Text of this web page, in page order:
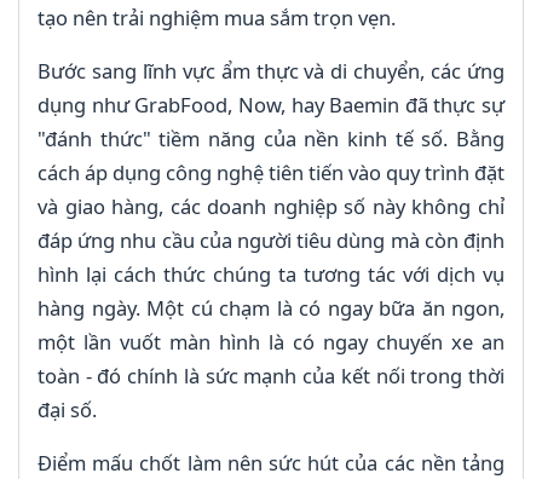
tạo nên trải nghiệm mua sắm trọn vẹn.
Bước sang lĩnh vực ẩm thực và di chuyển, các ứng
dụng như GrabFood, Now, hay Baemin đã thực sự
"đánh thức" tiềm năng của nền kinh tế số. Bằng
cách áp dụng công nghệ tiên tiến vào quy trình đặt
và giao hàng, các doanh nghiệp số này không chỉ
đáp ứng nhu cầu của người tiêu dùng mà còn định
hình lại cách thức chúng ta tương tác với dịch vụ
hàng ngày. Một cú chạm là có ngay bữa ăn ngon,
một lần vuốt màn hình là có ngay chuyến xe an
toàn - đó chính là sức mạnh của kết nối trong thời
đại số.
Điểm mấu chốt làm nên sức hút của các nền tảng